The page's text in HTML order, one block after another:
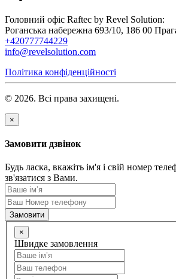
Головний офіс Raftec by Revel Solution:
Роганська набережна 693/10, 186 00
+420777744229
info@revelsolution.com
Політика конфіденційності
© 2026. Всі права захищені.
×
Замовити дзвінок
Будь ласка, вкажіть ім'я і свій номер
зв'язатися з Вами.
Замовити
×
Швидке замовлення